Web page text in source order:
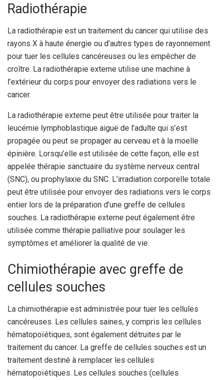
Radiothérapie
La radiothérapie est un traitement du cancer qui utilise des
rayons X à haute énergie ou d’autres types de rayonnement
pour tuer les cellules cancéreuses ou les empêcher de
croître. La radiothérapie externe utilise une machine à
l’extérieur du corps pour envoyer des radiations vers le
cancer.
La radiothérapie externe peut être utilisée pour traiter la
leucémie lymphoblastique aiguë de l’adulte qui s’est
propagée ou peut se propager au cerveau et à la moelle
épinière. Lorsqu’elle est utilisée de cette façon, elle est
appelée thérapie sanctuaire du système nerveux central
(SNC), ou prophylaxie du SNC. L’irradiation corporelle totale
peut être utilisée pour envoyer des radiations vers le corps
entier lors de la préparation d’une greffe de cellules
souches. La radiothérapie externe peut également être
utilisée comme thérapie palliative pour soulager les
symptômes et améliorer la qualité de vie.
Chimiothérapie avec greffe de
cellules souches
La chimiothérapie est administrée pour tuer les cellules
cancéreuses. Les cellules saines, y compris les cellules
hématopoïétiques, sont également détruites par le
traitement du cancer. La greffe de cellules souches est un
traitement destiné à remplacer les cellules
hématopoïétiques. Les cellules souches (cellules